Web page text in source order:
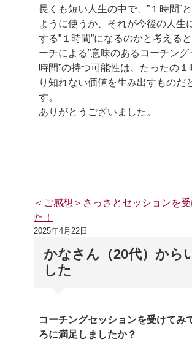
長くも短い人生の中で、”１時間”
ように使うか、それが今後の人生
する”１時間”になるのかと考える
ーチによる”意味のあるコーチング
時間”の持つ可能性は、たったの
り知れない価値を生み出すものだ
す。
ありがとうございました。
＜ご感想＞さっさとセッションを
た！
2025年4月22日
かなさん（20代）から
した
コーチングセッションを受けてみ
ろに満足しましたか？